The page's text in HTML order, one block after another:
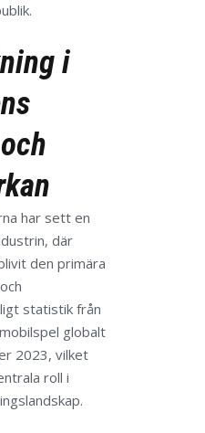
i
har sett en
där
den primära
statistik från
globalt
2023, vilket
roll i